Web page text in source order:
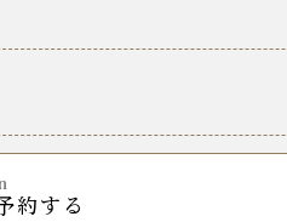
約する